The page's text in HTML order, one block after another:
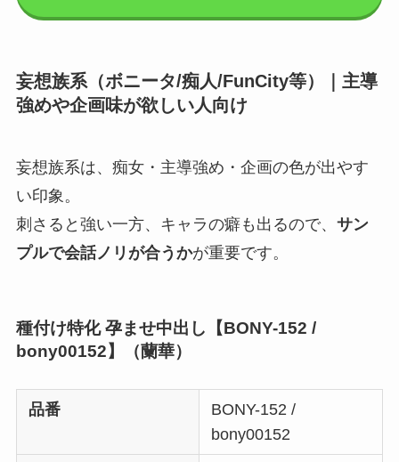
妄想族系（ボニータ/痴人/FunCity等）｜主導
強めや企画味が欲しい人向け
妄想族系は、痴女・主導強め・企画の色が出やす
い印象。
刺さると強い一方、キャラの癖も出るので、 サン
プルで会話ノリが合うかが重要です。
種付け特化 孕ませ中出し【BONY-152 /
bony00152】（蘭華）
品番
BONY-152 /
bony00152